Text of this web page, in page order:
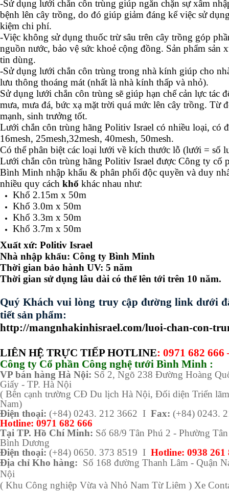
-Sử dụng lưới chắn côn trùng giúp ngăn chặn sự xâm
bệnh lên cây trồng, do đó giúp giảm đáng kể việc sử
kiệm chi phí.
-Việc không sử dụng thuốc trừ sâu trên cây trồng góp
nguồn nước, bảo vệ sức khoẻ cộng đồng. Sản phẩm sản
tin dùng.
-Sử dụng lưới chắn côn trùng trong nhà kính giúp cho
lưu thông thoáng mát (nhất là nhà kính thấp và nhỏ).
Sử dụng lưới chắn côn trùng sẽ giúp hạn chế cản lực tác
mưa, mưa đá, bức xạ mặt trời quá mức lên cây trồng. Từ
mạnh, sinh trưởng tốt.
Lưới chắn côn trùng hãng Politiv Israel có nhiều loại, có
16mesh, 25mesh,32mesh, 40mesh, 50mesh.
Có thể phân biệt các loại lưới về kích thước lỗ (lưới = số
Lưới chắn côn trùng hãng Politiv Israel được Công ty cổ
Bình Minh nhập khẩu & phân phối độc quyền và duy
nhiều quy cách khổ khác nhau như:
Khổ 2.15m x 50m
Khổ 3.0m x 50m
Khổ 3.3m x 50m
Khổ 3.7m x 50m
Xuất xứ: Politiv Israel
Nhà nhập khẩu: Công ty Bình Minh
Thời gian bảo hành UV: 5 năm
Thời gian sử dụng lâu dài có thể lên tới trên 10 năm.
Quý Khách vui lòng truy cập đường link dưới
tiết sản phẩm:
http://mangnhakinhisrael.com/luoi-chan-con-
LIÊN HỆ TRỰC TIẾP HOTLINE: 0971 682 666
Công ty Cổ phần Công nghệ tưới Bình Minh :
VP bán hàng Hà Nội: Số 2, Ngõ 238 Đường Hoàng
Giấy - TP. Hà Nội
( Bên cạnh trường CĐ Du lịch Hà Nội, Đối diện Triển
Nam)
Điện thoại: (+84) 0243. 212 3662 I Fax: (+84) 0243.
Hotline: 0971 682 666
Tại TP. Hồ Chí Minh: Số 68/9 Tân Phú 2 - Phường
Bình Dương
Điện thoại: (+84) 0650. 373 8519 I Hotline: 0938
Địa chỉ Kho hàng: Số 168 đường Thanh Lâm - Quận
Nội
( Khu Công nghiệp Vừa và Nhỏ Nam Từ Liêm ) Xe